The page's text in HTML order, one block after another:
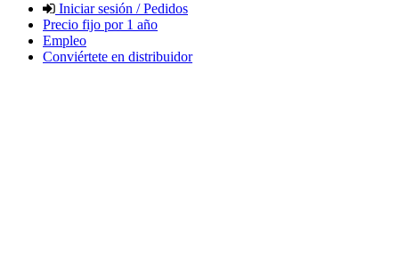
Iniciar sesión / Pedidos
Precio fijo por 1 año
Empleo
Conviértete en distribuidor